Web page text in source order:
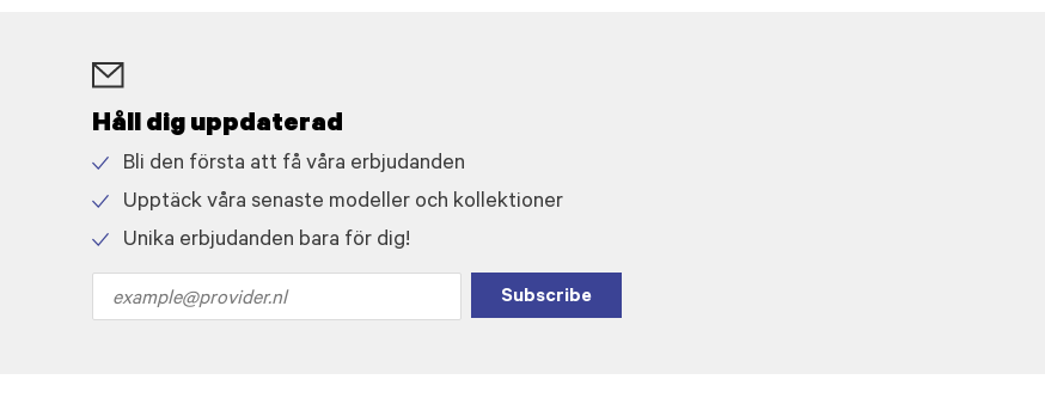
Håll dig uppdaterad
icon
Bli den första att få våra erbjudanden
icon
Upptäck våra senaste modeller och kollektioner
Unika erbjudanden bara för dig!
address
Subscribe